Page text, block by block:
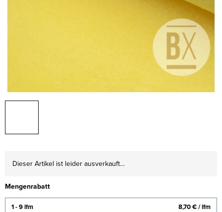
Dieser Artikel ist leider ausverkauft…
Mengenrabatt
1 - 9 lfm 8,70 €/ lfm